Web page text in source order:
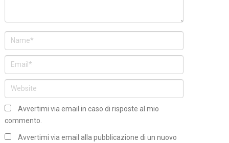
Avvertimi via email in caso di risposte al mio
commento.
Avvertimi via email alla pubblicazione di un nuovo